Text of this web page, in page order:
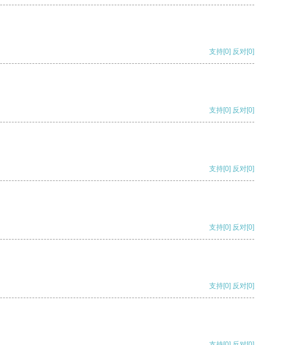
支持[0] 反对[0]
支持[0] 反对[0]
支持[0] 反对[0]
支持[0] 反对[0]
支持[0] 反对[0]